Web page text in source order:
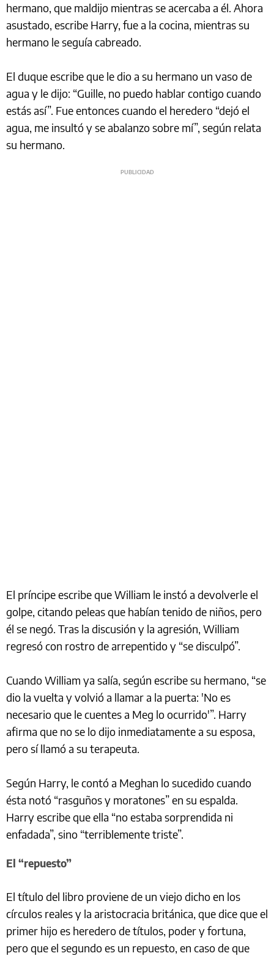
hermano, que maldijo mientras se acercaba a él. Ahora
asustado, escribe Harry, fue a la cocina, mientras su
hermano le seguía cabreado.
El duque escribe que le dio a su hermano un vaso de
agua y le dijo: “Guille, no puedo hablar contigo cuando
estás así”. Fue entonces cuando el heredero “dejó el
agua, me insultó y se abalanzo sobre mí”, según relata
su hermano.
El príncipe escribe que William le instó a devolverle el
golpe, citando peleas que habían tenido de niños, pero
él se negó. Tras la discusión y la agresión, William
regresó con rostro de arrepentido y “se disculpó”.
Cuando William ya salía, según escribe su hermano, “se
dio la vuelta y volvió a llamar a la puerta: 'No es
necesario que le cuentes a Meg lo ocurrido'”. Harry
afirma que no se lo dijo inmediatamente a su esposa,
pero sí llamó a su terapeuta.
Según Harry, le contó a Meghan lo sucedido cuando
ésta notó “rasguños y moratones” en su espalda.
Harry escribe que ella “no estaba sorprendida ni
enfadada”, sino “terriblemente triste”.
El “repuesto”
El título del libro proviene de un viejo dicho en los
círculos reales y la aristocracia británica, que dice que el
primer hijo es heredero de títulos, poder y fortuna,
pero que el segundo es un repuesto, en caso de que